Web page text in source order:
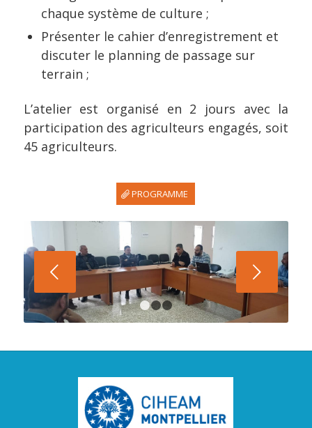
chaque système de culture ;
Présenter le cahier d’enregistrement et
discuter le planning de passage sur
terrain ;
L’atelier est organisé en 2 jours avec la
participation des agriculteurs engagés, soit
45 agriculteurs.
PROGRAMME
Suivant
1 2 3